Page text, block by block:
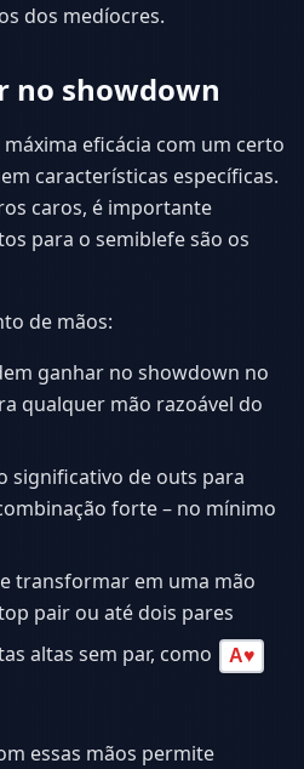
dos medíocres.
no showdown
eficácia com um certo
características específicas.
caros, é importante
para o semiblefe são os
de mãos:
ganhar no showdown no
qualquer mão razoável do
significativo de outs para
forte – no mínimo
transformar em uma mão
pair ou até dois pares
altas sem par, como
A♥
essas mãos permite